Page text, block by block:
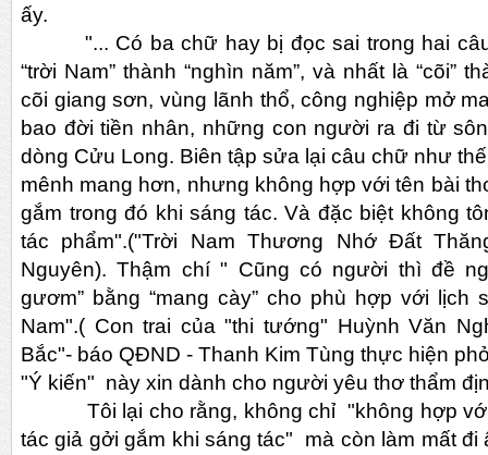
ấy.
"... Có ba chữ hay bị đọc sai trong hai câu
“trời Nam” thành “nghìn năm”, và nhất là “cõi”
cõi giang sơn, vùng lãnh thổ, công nghiệp mở
bao đời tiền nhân, những con người ra đi từ
dòng Cửu Long. Biên tập sửa lại câu chữ như
mênh mang hơn, nhưng không hợp với tên bài
gắm trong đó khi sáng tác. Và đặc biệt không
tác phẩm".("Trời Nam Thương Nhớ Đất
Nguyên). Thậm chí " Cũng có người thì đề
gươm” bằng “mang cày” cho phù hợp với
Nam".( Con trai của "thi tướng" Huỳnh Văn
Bắc"- báo QĐND - Thanh Kim Tùng thực hiện
"Ý kiến" này xin dành cho người yêu thơ thẩm
Tôi lại cho rằng, không chỉ "không hợp với
tác giả gởi gắm khi sáng tác" mà còn làm mất